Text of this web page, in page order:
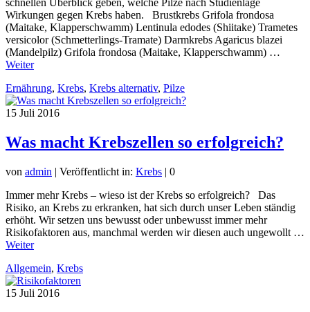
schnellen Überblick geben, welche Pilze nach Studienlage
Wirkungen gegen Krebs haben. Brustkrebs Grifola frondosa
(Maitake, Klapperschwamm) Lentinula edodes (Shiitake) Trametes
versicolor (Schmetterlings-Tramate) Darmkrebs Agaricus blazei
(Mandelpilz) Grifola frondosa (Maitake, Klapperschwamm) …
Weiter
Ernährung, Krebs, Krebs alternativ, Pilze
15 Juli 2016
Was macht Krebszellen so erfolgreich?
von admin | Veröffentlicht in: Krebs | 0
Immer mehr Krebs – wieso ist der Krebs so erfolgreich? Das
Risiko, an Krebs zu erkranken, hat sich durch unser Leben ständig
erhöht. Wir setzen uns bewusst oder unbewusst immer mehr
Risikofaktoren aus, manchmal werden wir diesen auch ungewollt …
Weiter
Allgemein, Krebs
15 Juli 2016